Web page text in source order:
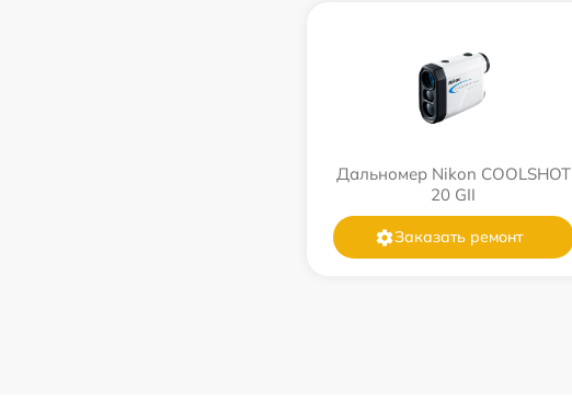
Дальномер Nikon COOLSHOT
20 GII
Заказать ремонт